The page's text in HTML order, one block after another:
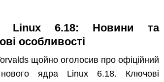
Linux 6.18: Новини та
особливості
щойно оголосив про офіційний
нового ядра Linux 6.18. Ключові